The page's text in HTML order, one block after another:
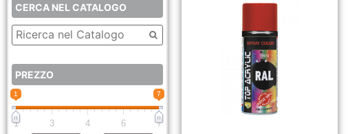
CERCA NEL CATALOGO
PREZZO
1 7
1 3 4 6 7